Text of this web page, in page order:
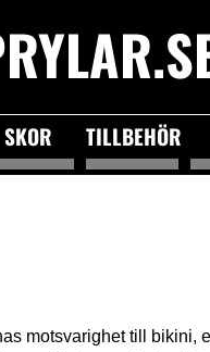
SKOR TILLBEHÖR
motsvarighet till bikini,